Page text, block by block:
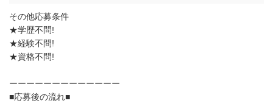
その他応募条件
★学歴不問!
★経験不問!
★資格不問!
ーーーーーーーーーーーーー
■応募後の流れ■